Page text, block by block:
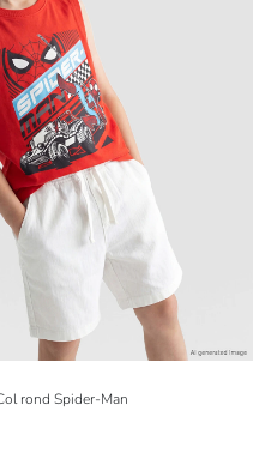
rond Spider-Man